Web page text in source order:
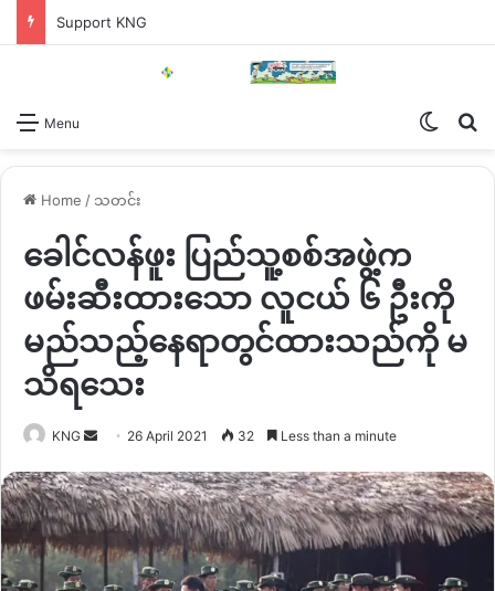
Support KNG
Menu
Home / သတင်း
ခေါင်လန်ဖူး ပြည်သူ့စစ်အဖွဲ့က
ဖမ်းဆီးထားသော လူငယ် ၆ ဦးကို
မည်သည့်နေရာတွင်ထားသည်ကို မ
သိရသေး
KNG
Send
email
26 April 2021 32 Less than a minute